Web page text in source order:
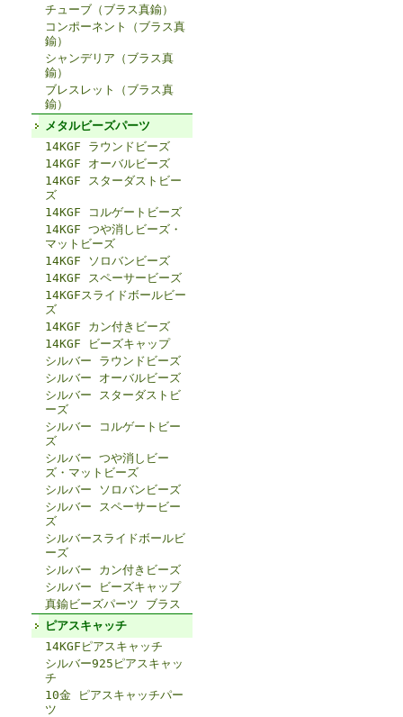
チューブ（ブラス真鍮）
コンポーネント（ブラス真
鍮）
シャンデリア（ブラス真
鍮）
ブレスレット（ブラス真
鍮）
メタルビーズパーツ
14KGF ラウンドビーズ
14KGF オーバルビーズ
14KGF スターダストビー
ズ
14KGF コルゲートビーズ
14KGF つや消しビーズ・
マットビーズ
14KGF ソロバンビーズ
14KGF スペーサービーズ
14KGFスライドボールビー
ズ
14KGF カン付きビーズ
14KGF ビーズキャップ
シルバー ラウンドビーズ
シルバー オーバルビーズ
シルバー スターダストビ
ーズ
シルバー コルゲートビー
ズ
シルバー つや消しビー
ズ・マットビーズ
シルバー ソロバンビーズ
シルバー スペーサービー
ズ
シルバースライドボールビ
ーズ
シルバー カン付きビーズ
シルバー ビーズキャップ
真鍮ビーズパーツ ブラス
ピアスキャッチ
14KGFピアスキャッチ
シルバー925ピアスキャッ
チ
10金 ピアスキャッチパー
ツ